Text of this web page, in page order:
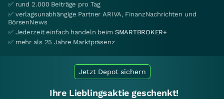
✅ rund 2.000 Beiträge pro Tag
✅ verlagsunabhängige Partner ARIVA, FinanzNachrichten und
BörsenNews
✅ Jederzeit einfach handeln beim SMARTBROKER+
✅ mehr als 25 Jahre Marktpräsenz
Jetzt Depot sichern
Ihre Lieblingsaktie geschenkt!